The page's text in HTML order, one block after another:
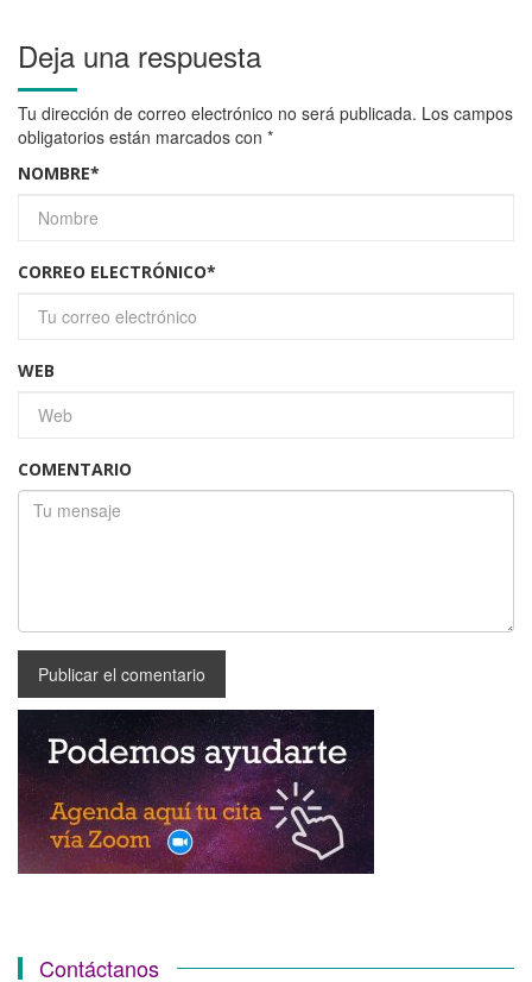
Deja una respuesta
Tu dirección de correo electrónico no será publicada. Los campos
obligatorios están marcados con *
NOMBRE*
CORREO ELECTRÓNICO*
WEB
COMENTARIO
Contáctanos